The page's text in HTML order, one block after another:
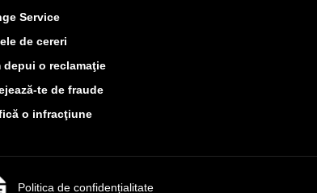
Service
de cereri
depui o reclamaţie
te de fraude
o infracţiune
Politica de confidențialitate